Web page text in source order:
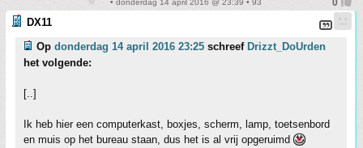
• donderdag 14 april 2016 @ 23:39 • 93
DX11
Op donderdag 14 april 2016 23:25 schreef Drizzt_DoUrden
het volgende:
[..]
Ik heb hier een computerkast, boxjes, scherm, lamp, toetsenbord
en muis op het bureau staan, dus het is al vrij opgeruimd